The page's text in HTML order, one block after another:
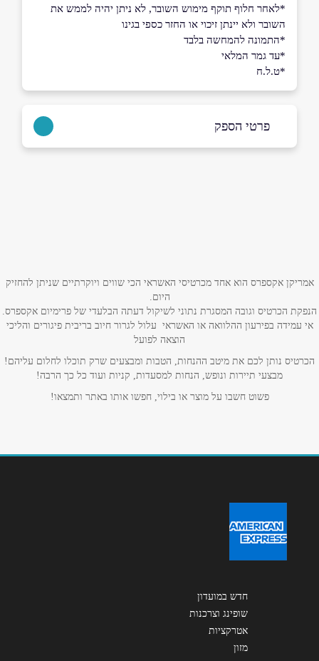
*לאחר חלוף תוקף מימוש השובר, לא ניתן יהיה לממש את
השובר ולא יינתן זיכוי או החזר כספי בגינו
*התמונה להמחשה בלבד
*עד גמר המלאי
*ט.ל.ח
פרטי הספק
אימייל *
אנא חזרו אלי בקשר ל...
הודעה
אמריקן אקספרס הוא אחד מכרטיסי האשראי הכי שווים ויוקרתיים שניתן להחזיק
היום.
הנפקת הכרטיס וגובה המסגרת נתוני לשיקול דעתה הבלעדי של פרימיום אקספרס.
אי עמידה בפירעון ההלוואה או האשראי עלול לגרור חיוב בריבית פיגורים והליכי
הוצאה לפועל
הכרטיס נותן לכם את מיטב ההנחות, הטבות ומבצעים שרק תוכלו לחלום עליהם!
מבצעי תיירות ונופש, הנחות למסעדות, קניות ועוד כל כך הרבה!
פשוט חשבו על מוצר או בילוי, חפשו אותו באתר ותמצאו!
חדש במועדון
שופינג וצרכנות
אטרקציות
מזון